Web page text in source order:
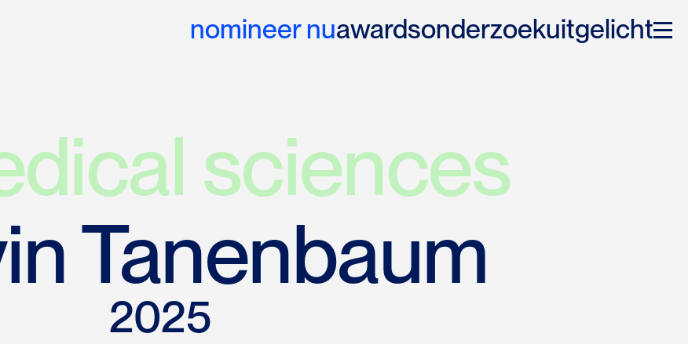
nomineer nuawardsonderzoekuitgelicht
sciences
Tanenbaum
2025